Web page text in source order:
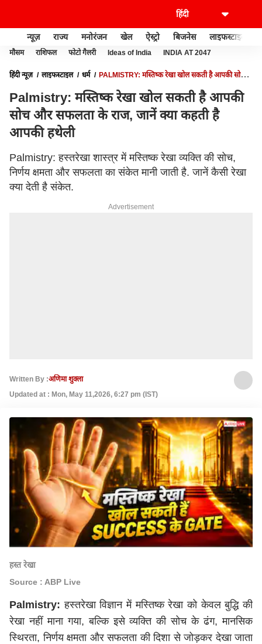
न्यूज़ राज्य मनोरंजन खेल ऐस्ट्रो बिजनेस लाइफस्टाइल
मौसम राशिफल फोटो गैलरी Ideas of India INDIA AT 2047
हिंदी न्यूज़ लाइफस्टाइल धर्म
PALMISTRY: मस्तिष्क रेखा खोल सकती है आपकी सोच
Palmistry: मस्तिष्क रेखा खोल सकती है आपकी
सोच और सफलता के राज, जानें क्या कहती है
आपकी हथेली
Palmistry: हस्तरेखा शास्त्र में मस्तिष्क रेखा व्यक्ति की सोच,
निर्णय क्षमता और सफलता का संकेत मानी जाती है. जानें कैसी रेखा
क्या देती है संकेत.
Advertisement
Written By :अणिमा शुक्ला
Updated at : Mon, May 11,2026, 6:27 pm (IST)
हस्त रेखा
Source : ABP Live
Palmistry:हस्तरेखा विज्ञान में मस्तिष्क रेखा को केवल बुद्धि की
रेखा नहीं माना गया, बल्कि इसे व्यक्ति की सोच के ढंग, मानसिक
स्थिरता, निर्णय क्षमता और सफलता की दिशा से जोड़कर देखा जाता